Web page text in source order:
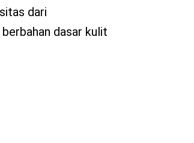
dari
dasar kulit